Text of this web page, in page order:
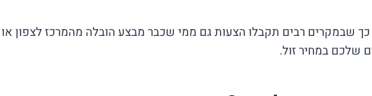
למעלה מ-200 מובילים כך שבמקרים רבים תקבלו הצעות גם ממי שכבר מבצע הובלה מהמרכז לצפון או
שלכם במחיר זול.